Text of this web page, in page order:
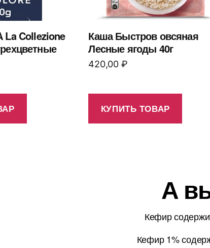
La Collezione
Каша Быстров овсяная
Лесные ягоды 40г
420,00 ₽
КУПИТЬ ТОВАР
А
Кефир
Кефир 1%